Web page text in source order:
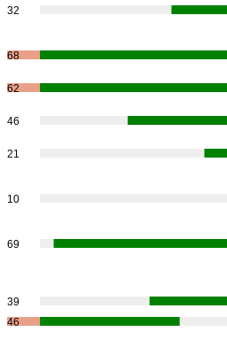
32
68
62
46
21
10
69
39
46